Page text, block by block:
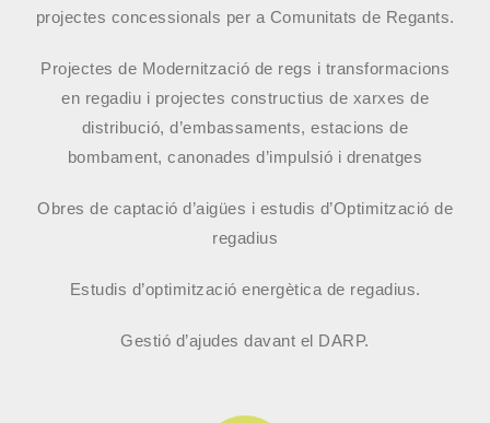
projectes concessionals per a Comunitats de Regants.
Projectes de Modernització de regs i transformacions
en regadiu i projectes constructius de xarxes de
distribució, d’embassaments, estacions de
bombament, canonades d’impulsió i drenatges
Obres de captació d’aigües i estudis d’Optimització de
regadius
Estudis d’optimització energètica de regadius.
Gestió d’ajudes davant el DARP.